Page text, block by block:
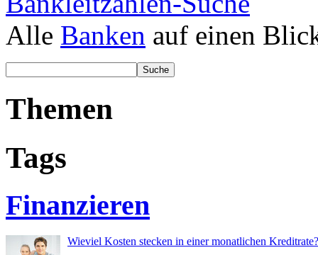
Alle Banken auf einen
Themen
Tags
Finanzieren
Wieviel Kosten stecken in einer monatlichen